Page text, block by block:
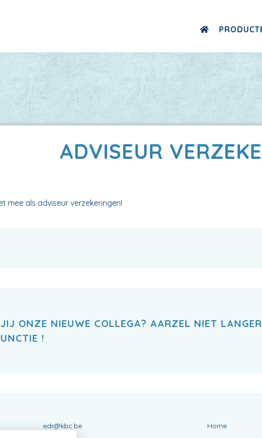
ADVISEUR
mee als adviseur verzekeringen!
ONZE NIEUWE COLLEGA? AARZEL NIET
!
edr@kbc.be
Home